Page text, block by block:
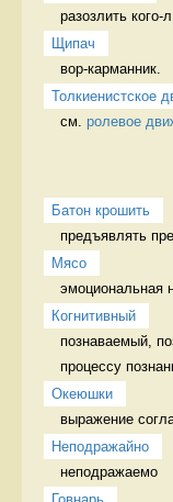
разозлить кого-л
Щипач
вор-карманник.
Толкиенистское
см. ролевое
Батон крошить
предъявлять
Мясо
эмоциональная
Когнитивный
познаваемый,
процессу
Океюшки
выражение
Неподражайно
неподражаемо